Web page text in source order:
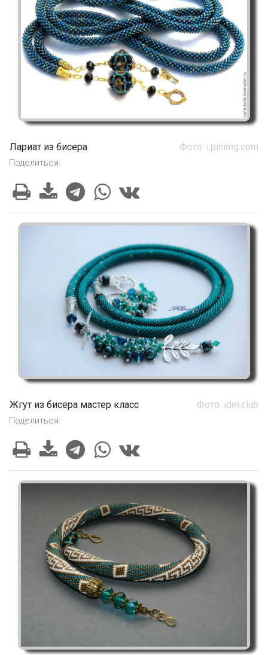
Лариат из бисера Фото: i.pinimg.com
Поделиться:
Жгут из бисера мастер класс Фото: idei.club
Поделиться: